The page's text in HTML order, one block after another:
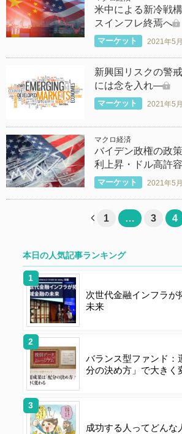
米中による新冷戦
スインフレ終焉へ
マーケット 2021年5
新興国リスクの警
には念を入れ―
マーケット 2021年5
マクロ経済
バイデン政権の政
利上昇・ドル高許
マーケット 2021年5
ペ
ジ
1 …
ペ
3
ペ
4
本日の人気記事ランキング
次世代金融インフラが
未来
バランス型ファンド：
分の決め方」で大きく
成功する人ってどんな